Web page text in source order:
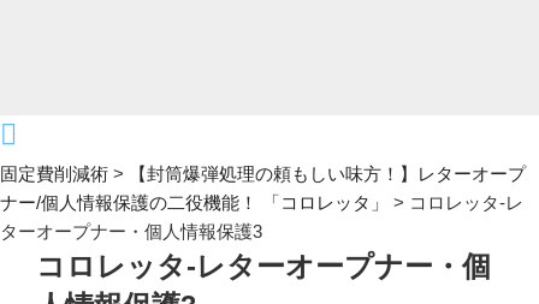
固定費削減術 >
【封筒爆弾処理の頼もしい味方！】レターオープ
ナー/個人情報保護の二役機能！ 「コロレッタ」
> コロレッタ-レ
ターオープナー・個人情報保護3
コロレッタ-レターオープナー・個